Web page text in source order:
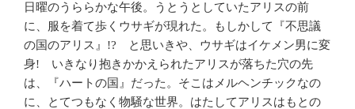
日曜のうららかな午後。うとうとしていたアリスの前
に、服を着て歩くウサギが現れた。もしかして『不思議
の国のアリス』!? と思いきや、ウサギはイケメン男に変
身! いきなり抱きかかえられたアリスが落ちた穴の先
は、『ハートの国』だった。そこはメルヘンチックなの
に、とてつもなく物騒な世界。はたしてアリスはもとの